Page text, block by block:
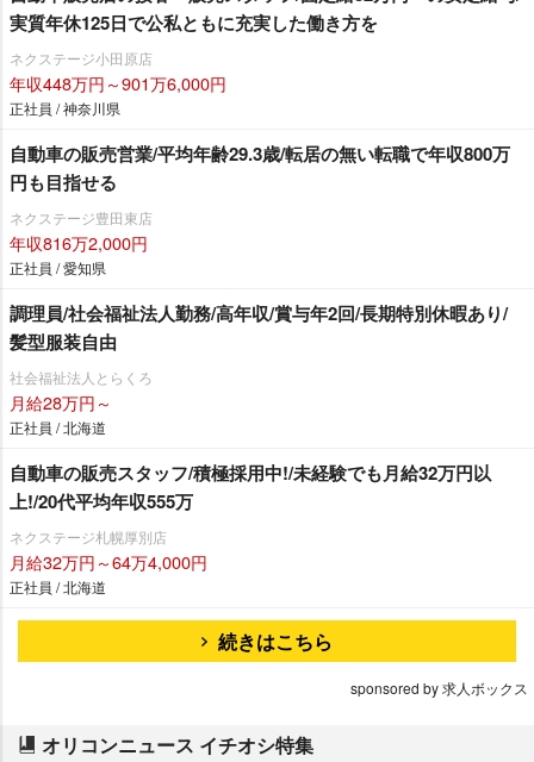
実質年休125日で公私ともに充実した働き方を
ネクステージ小田原店
年収448万円～901万6,000円
正社員 / 神奈川県
自動車の販売営業/平均年齢29.3歳/転居の無い転職で年収800万
円も目指せる
ネクステージ豊田東店
年収816万2,000円
正社員 / 愛知県
調理員/社会福祉法人勤務/高年収/賞与年2回/長期特別休暇あり/
髪型服装自由
社会福祉法人とらくろ
月給28万円～
正社員 / 北海道
自動車の販売スタッフ/積極採用中!/未経験でも月給32万円以
上!/20代平均年収555万
ネクステージ札幌厚別店
月給32万円～64万4,000円
正社員 / 北海道
続きはこちら
sponsored by 求人ボックス
オリコンニュース イチオシ特集